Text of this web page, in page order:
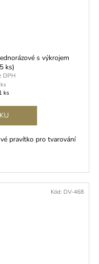
s výkrojem
ks)
DPH
ks
pravítko pro tvarování
Kód: DV-468